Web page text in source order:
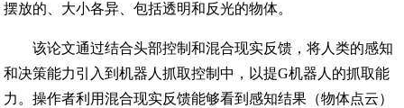
摆放的、大小各异、包括透明和反光的物体。
该论文通过结合头部控制和混合现实反馈，将人类的感知
和决策能力引入到机器人抓取控制中，以提G机器人的抓取能
力。操作者利用混合现实反馈能够看到感知结果（物体点云）